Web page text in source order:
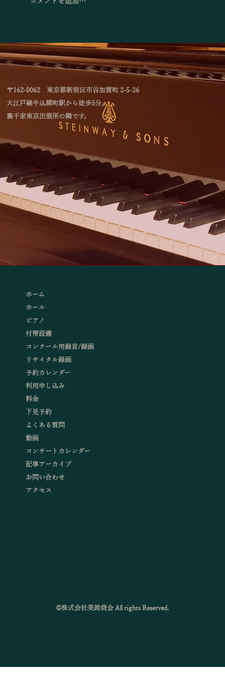
ル Deux piano －対話と共鳴―」のお知
らせ
〒162-0062 東京都新宿区市谷加賀町 2-5-26
大江戸線牛込柳町駅から徒歩5分。
裏千家東京出張所の隣です。
ホーム
ホール
ピアノ
付帯設備
コンクール用録音/録画
リサイタル録画
予約カレンダー
利用申し込み
料金
下見予約
よくある質問
動画
コンサートカレンダー
記事アーカイブ
お問い合わせ
アクセス
©株式会社美鈴商会 All rights Reserved.